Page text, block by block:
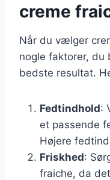
creme
Når du vælger
nogle faktorer, du
bedste resultat.
Fedtindhold:
et passende
Højere
Friskhed:
fraiche, da